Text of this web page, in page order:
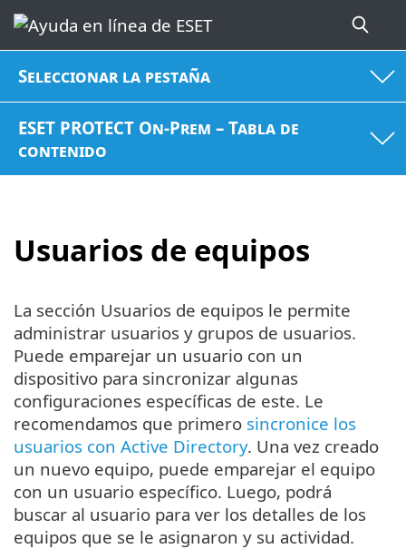
Seleccionar la pestaña
ESET PROTECT On-Prem – Tabla de
contenido
Usuarios de equipos
La sección Usuarios de equipos le permite
administrar usuarios y grupos de usuarios.
Puede emparejar un usuario con un
dispositivo para sincronizar algunas
configuraciones específicas de este. Le
recomendamos que primero sincronice los
usuarios con Active Directory. Una vez creado
un nuevo equipo, puede emparejar el equipo
con un usuario específico. Luego, podrá
buscar al usuario para ver los detalles de los
equipos que se le asignaron y su actividad.